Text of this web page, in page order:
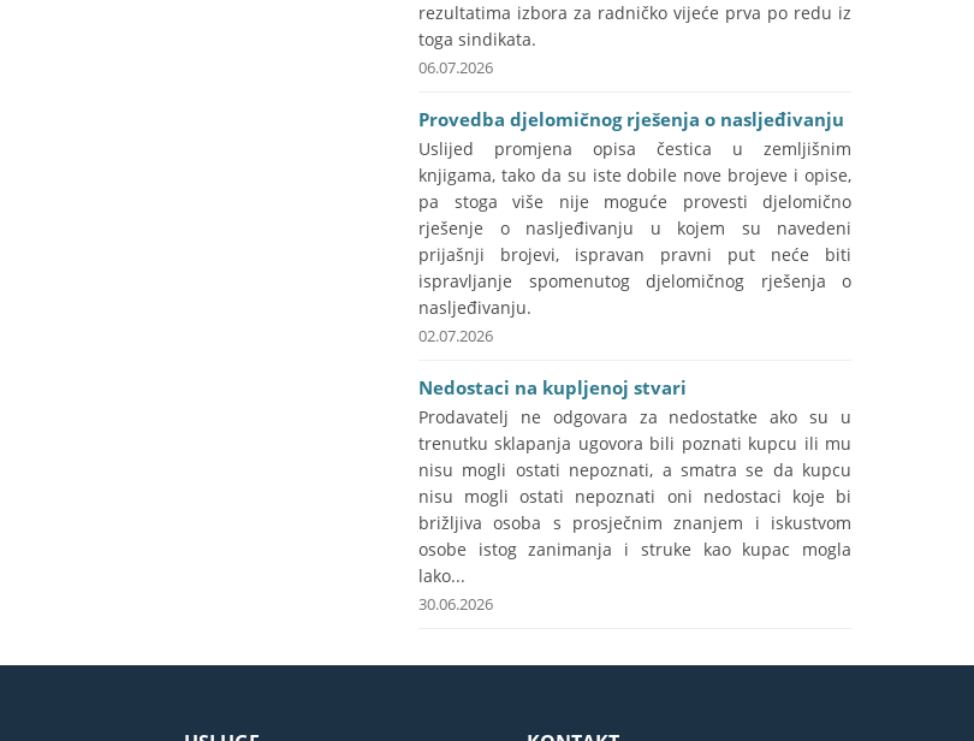
rezultatima izbora za radničko vijeće prva po redu iz
toga sindikata.
06.07.2026
Provedba djelomičnog rješenja o nasljeđivanju
Uslijed promjena opisa čestica u zemljišnim
knjigama, tako da su iste dobile nove brojeve i opise,
pa stoga više nije moguće provesti djelomično
rješenje o nasljeđivanju u kojem su navedeni
prijašnji brojevi, ispravan pravni put neće biti
ispravljanje spomenutog djelomičnog rješenja o
nasljeđivanju.
02.07.2026
Nedostaci na kupljenoj stvari
Prodavatelj ne odgovara za nedostatke ako su u
trenutku sklapanja ugovora bili poznati kupcu ili mu
nisu mogli ostati nepoznati, a smatra se da kupcu
nisu mogli ostati nepoznati oni nedostaci koje bi
brižljiva osoba s prosječnim znanjem i iskustvom
osobe istog zanimanja i struke kao kupac mogla
lako...
30.06.2026